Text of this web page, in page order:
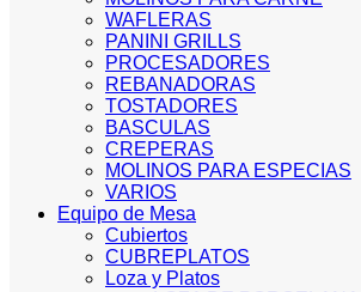
WAFLERAS
PANINI GRILLS
PROCESADORES
REBANADORAS
TOSTADORES
BASCULAS
CREPERAS
MOLINOS PARA ESPECIAS
VARIOS
Equipo de Mesa
Cubiertos
CUBREPLATOS
Loza y Platos